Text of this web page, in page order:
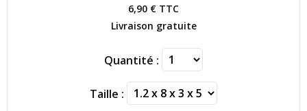
6,90 € TTC
Livraison gratuite
Quantité :
Taille :